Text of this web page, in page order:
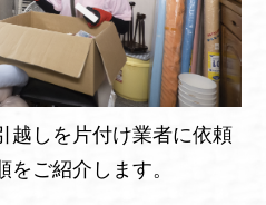
越しを片付け業者に依頼
ご紹介します。